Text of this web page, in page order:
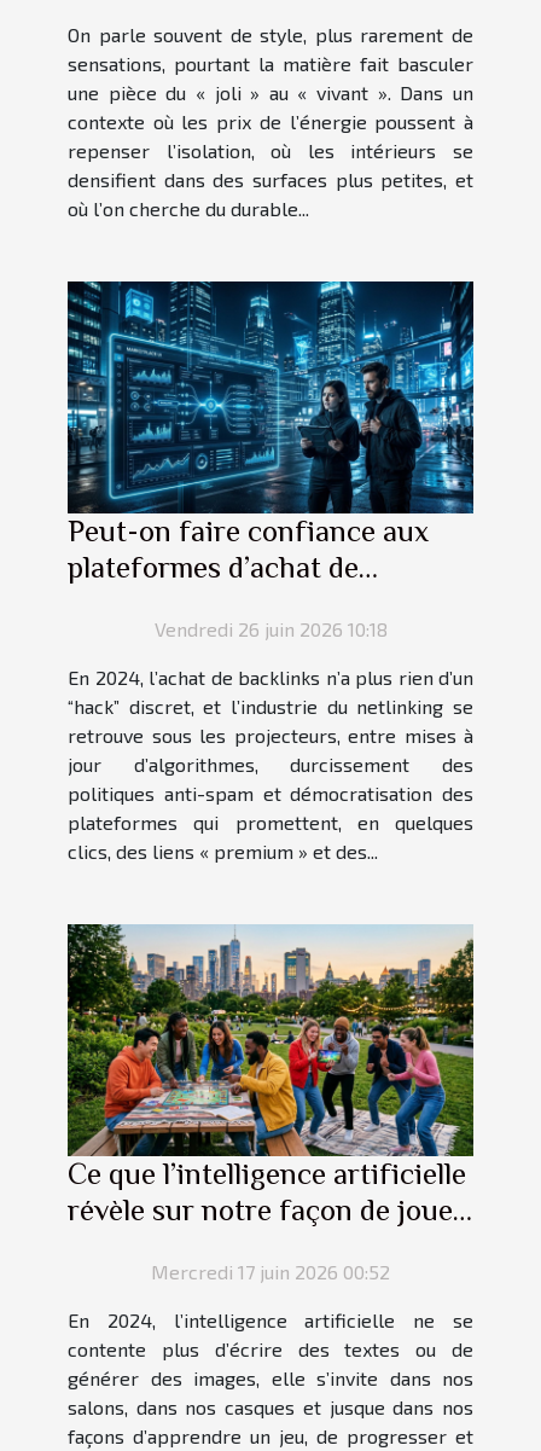
On parle souvent de style, plus rarement de
sensations, pourtant la matière fait basculer
une pièce du « joli » au « vivant ». Dans un
contexte où les prix de l’énergie poussent à
repenser l’isolation, où les intérieurs se
densifient dans des surfaces plus petites, et
où l’on cherche du durable...
Peut-on faire confiance aux
plateformes d’achat de
Vendredi 26 juin 2026 10:18
En 2024, l’achat de backlinks n’a plus rien d’un
“hack” discret, et l’industrie du netlinking se
retrouve sous les projecteurs, entre mises à
jour d’algorithmes, durcissement des
politiques anti-spam et démocratisation des
plateformes qui promettent, en quelques
clics, des liens « premium » et des...
Ce que l’intelligence artificielle
révèle sur notre façon de jouer
Mercredi 17 juin 2026 00:52
En 2024, l’intelligence artificielle ne se
contente plus d’écrire des textes ou de
générer des images, elle s’invite dans nos
salons, dans nos casques et jusque dans nos
façons d’apprendre un jeu, de progresser et